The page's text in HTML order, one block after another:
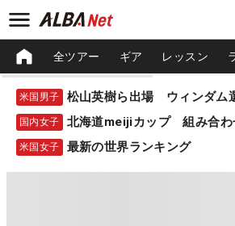
全ツアー ギア レッスン
米国男子 松山英樹ら出場 ウィンダム
国内女子 北海道meijiカップ 組み合わ
米国女子 最新の世界ランキング